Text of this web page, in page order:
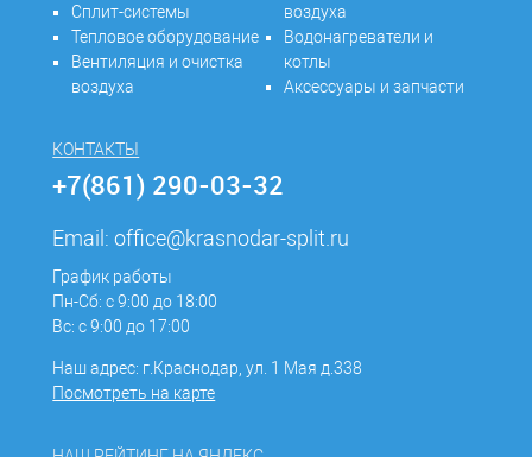
Сплит-системы
Тепловое оборудование
Вентиляция и очистка
воздуха
воздуха
Водонагреватели и
котлы
Аксессуары и запчасти
КОНТАКТЫ
+7(861) 290-03-32
Email:office@krasnodar-split.ru
График работы
Пн-Сб: с 9:00 до 18:00
Вс: с 9:00 до 17:00
Наш адрес: г.Краснодар, ул. 1 Мая д.338
Посмотреть на карте